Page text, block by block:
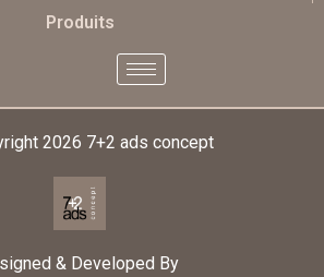
Produits
2026 7+2 ads concept
& Developed By